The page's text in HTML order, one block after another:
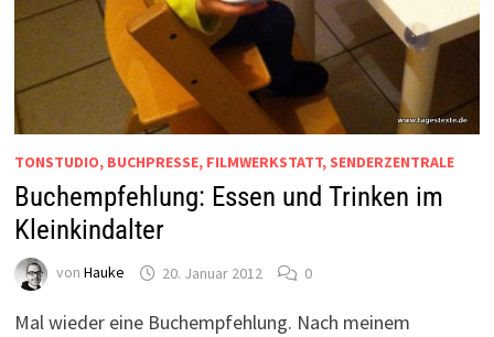
TONSTUDIO, BUCHPRESSE, FILMWERKSTATT, SENDERZENTRALE
Buchempfehlung: Essen und Trinken im
Kleinkindalter
von Hauke 20. Januar 2012 0
Mal wieder eine Buchempfehlung. Nach meinem